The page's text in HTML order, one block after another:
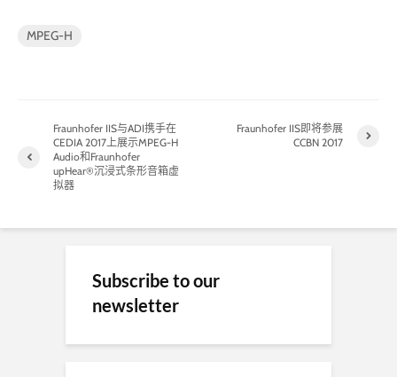
MPEG-H
Fraunhofer IIS与ADI携手在
CEDIA 2017上展示MPEG-H
Audio和Fraunhofer
upHear®沉浸式条形音箱虚
拟器
Fraunhofer IIS即将参展
CCBN 2017
Subscribe to our
newsletter